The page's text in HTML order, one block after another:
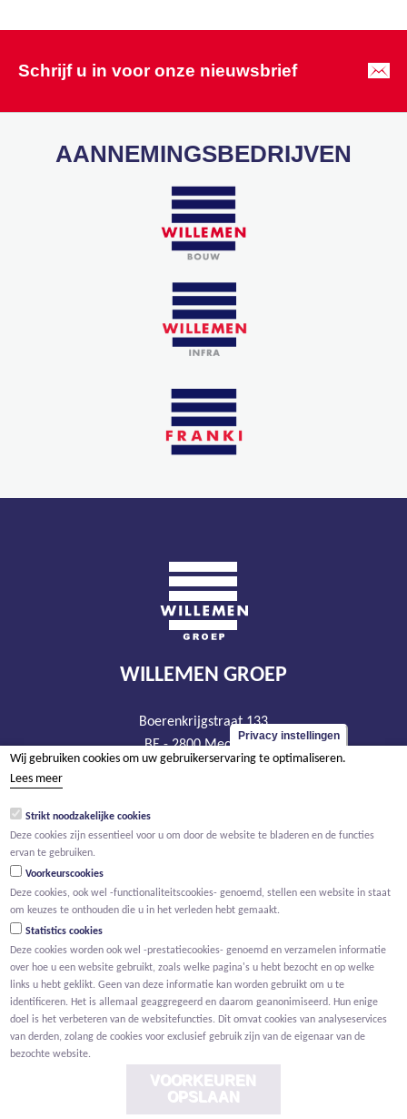
Schrijf u in voor onze nieuwsbrief
AANNEMINGSBEDRIJVEN
WILLEMEN GROEP
Boerenkrijgstraat 133
BE - 2800 Mechelen
tel +32 15 569 965
BTW BE 0466.256.432
Privacy instellingen
Wij gebruiken cookies om uw gebruikerservaring te optimaliseren.
Lees meer
Strikt noodzakelijke cookies
Deze cookies zijn essentieel voor u om door de website te bladeren en de functies
ervan te gebruiken.
Voorkeurscookies
Deze cookies, ook wel -functionaliteitscookies- genoemd, stellen een website in staat
om keuzes te onthouden die u in het verleden hebt gemaakt.
Statistics cookies
Deze cookies worden ook wel -prestatiecookies- genoemd en verzamelen informatie
over hoe u een website gebruikt, zoals welke pagina's u hebt bezocht en op welke
links u hebt geklikt. Geen van deze informatie kan worden gebruikt om u te
identificeren. Het is allemaal geaggregeerd en daarom geanonimiseerd. Hun enige
doel is het verbeteren van de websitefuncties. Dit omvat cookies van analyseservices
van derden, zolang de cookies voor exclusief gebruik zijn van de eigenaar van de
bezochte website.
VOORKEUREN
OPSLAAN